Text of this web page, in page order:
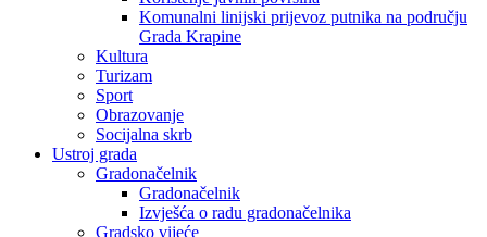
Komunalni linijski prijevoz putnika na području
Grada Krapine
Kultura
Turizam
Sport
Obrazovanje
Socijalna skrb
Ustroj grada
Gradonačelnik
Gradonačelnik
Izvješća o radu gradonačelnika
Gradsko vijeće